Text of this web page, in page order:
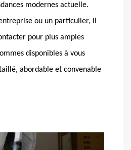
modernes actuelle.
ou un particulier, il
pour plus amples
disponibles à vous
abordable et convenable